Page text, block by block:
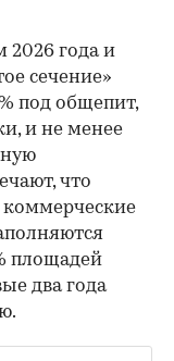
2026 года и
сечение»
под общепит,
и не менее
что
коммерческие
площадей
два года